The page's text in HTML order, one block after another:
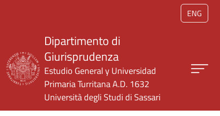
Salta al contenuto principale
ENG
Dipartimento di
Giurisprudenza
Estudio General y Universidad
Primaria Turritana A.D. 1632
Università degli Studi di Sassari